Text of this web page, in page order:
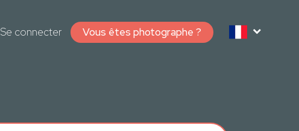
Se connecter Vous êtes photographe ?